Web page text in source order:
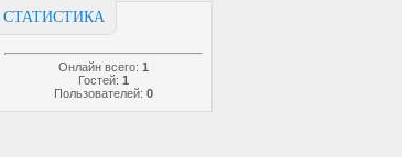
СТАТИСТИКА
Онлайн всего: 1
Гостей: 1
Пользователей: 0